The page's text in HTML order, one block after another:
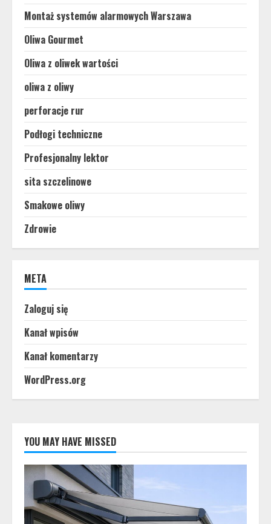
Montaż systemów alarmowych Warszawa
Oliwa Gourmet
Oliwa z oliwek wartości
oliwa z oliwy
perforacje rur
Podłogi techniczne
Profesjonalny lektor
sita szczelinowe
Smakowe oliwy
Zdrowie
META
Zaloguj się
Kanał wpisów
Kanał komentarzy
WordPress.org
YOU MAY HAVE MISSED